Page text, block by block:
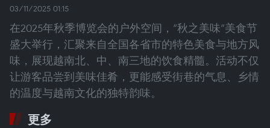
03/11/2025 01:15
在2025年秋季博览会的户外空间，“秋之美味”美食节
盛大举行，汇聚来自全国各省市的特色美食与地方风
味，展现越南北、中、南三地的饮食精髓。活动不仅
让游客品尝到美味佳肴，更能感受街巷的气息、乡情
的温度与越南文化的独特韵味。
更多